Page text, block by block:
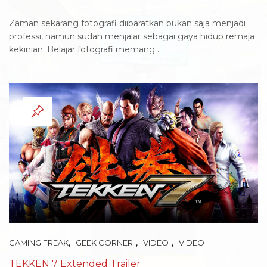
Zaman sekarang fotografi diibaratkan bukan saja menjadi
professi, namun sudah menjalar sebagai gaya hidup remaja
kekinian. Belajar fotografi memang ...
GAMING FREAK, GEEK CORNER , VIDEO , VIDEO
TEKKEN 7 Extended Trailer